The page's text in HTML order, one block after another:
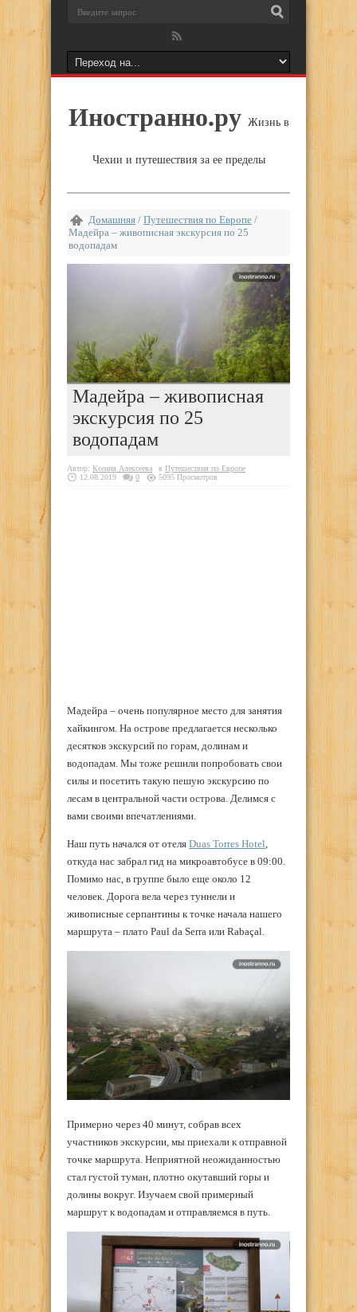
Иностранно.ру Жизнь в
Чехии и путешествия за ее пределы
Домашняя / Путешествия по Европе /
Мадейра – живописная экскурсия по 25
водопадам
Мадейра – живописная
экскурсия по 25
водопадам
Автор: Ксения Алексеева в Путешествия по Европе
12.08.2019
0 5095 Просмотров
Мадейра – очень популярное место для занятия
хайкингом. На острове предлагается несколько
десятков экскурсий по горам, долинам и
водопадам. Мы тоже решили попробовать свои
силы и посетить такую пешую экскурсию по
лесам в центральной части острова. Делимся с
вами своими впечатлениями.
Наш путь начался от отеля Duas Torres Hotel
откуда нас забрал гид на микроавтобусе в 09:00.
Помимо нас, в группе было еще около 12
человек. Дорога вела через туннели и
живописные серпантины к точке начала нашего
маршрута – плато Paul da Serra или Rabaçal.
Примерно через 40 минут, собрав всех
участников экскурсии, мы приехали к отправной
точке маршрута. Неприятной неожиданностью
стал густой туман, плотно окутавший горы и
долины вокруг. Изучаем свой примерный
маршрут к водопадам и отправляемся в путь.